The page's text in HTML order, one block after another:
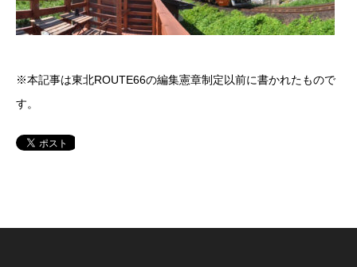
※本記事は東北ROUTE66の編集憲章制定以前に書かれたもので
す。